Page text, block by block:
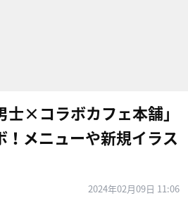
士×コラボカフェ本舗」
！メニューや新規イラス
2024年02月09日 11:06